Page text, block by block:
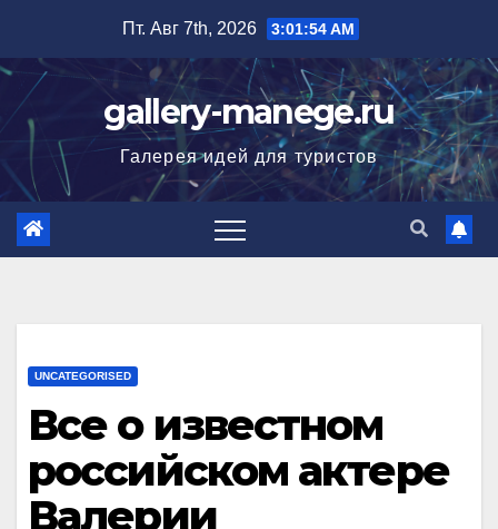
содержимому
Пт. Авг 7th, 2026 3:01:55 AM
gallery-manege.ru
Галерея идей для туристов
UNCATEGORISED
Все о известном
российском актере
Валерии